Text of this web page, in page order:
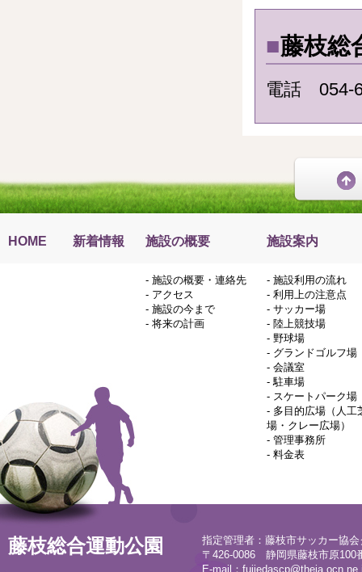
■藤枝総
電話 054-
HOME 新着情報 施設の概要 施設案内
- 施設の概要・連絡先
- アクセス
- 施設の今まで
- 将来の計画
- 施設利用の流れ
- 利用上の注意点
- サッカー場
- 陸上競技場
- 野球場
- グランドゴルフ場
- 会議室
-駐車場
- スケートパーク場
- 多目的広場（人工
場・クレー広場）
- 管理事務所
- 料金表
藤枝総合運動公園
指定管理者：藤枝市サッカー協
〒426-0086 静岡県藤枝市原100
E-mail：